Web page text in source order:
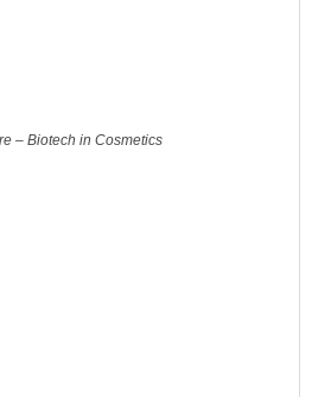
– Biotech in Cosmetics